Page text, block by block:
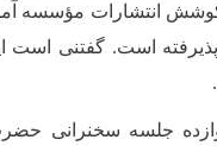
5000 نسخه و به كوشش انتشارات
است. گفتنی است
جلسه سخنرانى